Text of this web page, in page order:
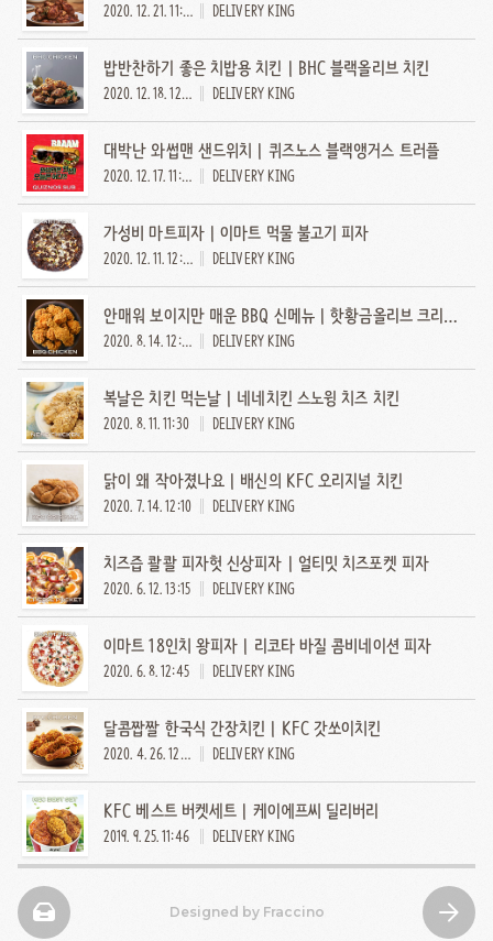
2020. 12. 21. 11:02 DELIVERY KING
밥반찬하기 좋은 치밥용 치킨 | BHC 블랙올리브 치킨
2020. 12. 18. 12:21 DELIVERY KING
대박난 와썹맨 샌드위치 | 퀴즈노스 블랙앵거스 트러플
2020. 12. 17. 11:00 DELIVERY KING
가성비 마트피자 | 이마트 먹물 불고기 피자
2020. 12. 11. 12:20 DELIVERY KING
안매워 보이지만 매운 BBQ 신메뉴 | 핫황금올리브 크리스피 치킨
2020. 8. 14. 12:00 DELIVERY KING
복날은 치킨 먹는날 | 네네치킨 스노윙 치즈 치킨
2020. 8. 11. 11:30 DELIVERY KING
닭이 왜 작아졌나요 | 배신의 KFC 오리지널 치킨
2020. 7. 14. 12:10 DELIVERY KING
치즈즙 콸콸 피자헛 신상피자 | 얼티밋 치즈포켓 피자
2020. 6. 12. 13:15 DELIVERY KING
이마트 18인치 왕피자 | 리코타 바질 콤비네이션 피자
2020. 6. 8. 12:45 DELIVERY KING
달콤짭짤 한국식 간장치킨 | KFC 갓쏘이치킨
2020. 4. 26. 12:45 DELIVERY KING
KFC 베스트 버켓세트 | 케이에프씨 딜리버리
2019. 9. 25. 11:46 DELIVERY KING
Designed by Fraccino